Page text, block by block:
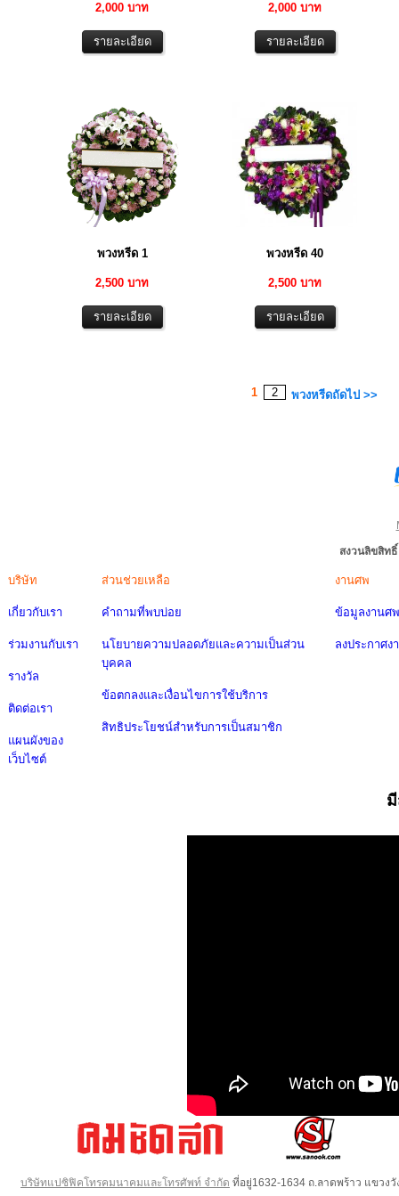
2,000 บาท 2,000 บาท
พวงหรีด 1
2,500 บาท
พวงหรีด 40
2,500 บาท
1 2 พวงหรีดถัดไป >>
สงวนลิขสิท
บริษัท
เกี่ยวกับเรา
ร่วมงานกับเรา
รางวัล
ติดต่อเรา
แผนผังของ
เว็บไซต์
ส่วนช่วยเหลือ
คำถามที่พบบ่อย
นโยบายความปลอดภัยและความเป็นส่วน
บุคคล
ข้อตกลงและเงื่อนไขการใช้บริการ
สิทธิประโยชน์สำหรับการเป็นสมาชิก
งานศพ
ข้อมูลงานศพ
ลงประกาศง
บริษัทแปซิฟิคโทรคมนาคมและโทรศัพท์ จำกัด ที่อยู่1632-1634 ถ.ลาดพร้าว แขวง